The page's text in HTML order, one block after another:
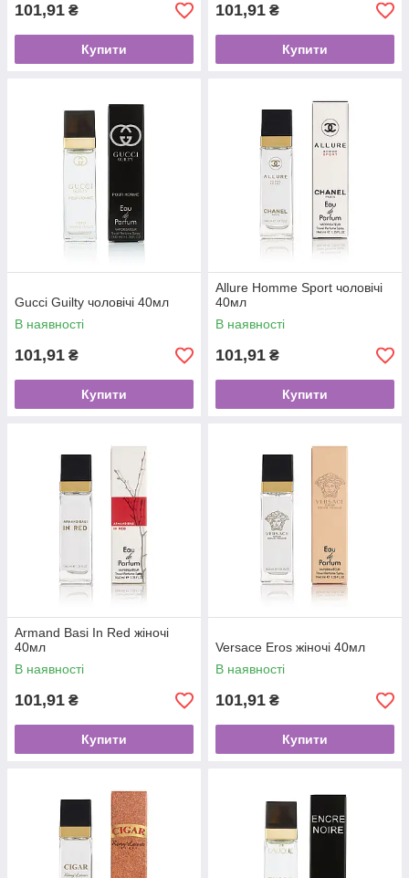
101,91 ₴
Купити
101,91 ₴
Купити
Gucci Guilty чоловічі 40мл
В наявності
101,91 ₴
Купити
Allure Homme Sport чоловічі
40мл
В наявності
101,91 ₴
Купити
Armand Basi In Red жіночі
40мл
В наявності
101,91 ₴
Купити
Versace Eros жіночі 40мл
В наявності
101,91 ₴
Купити